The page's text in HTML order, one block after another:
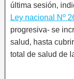
última sesión,
Ley nacional Nº
progresiva- se
salud, hasta
total de salud de